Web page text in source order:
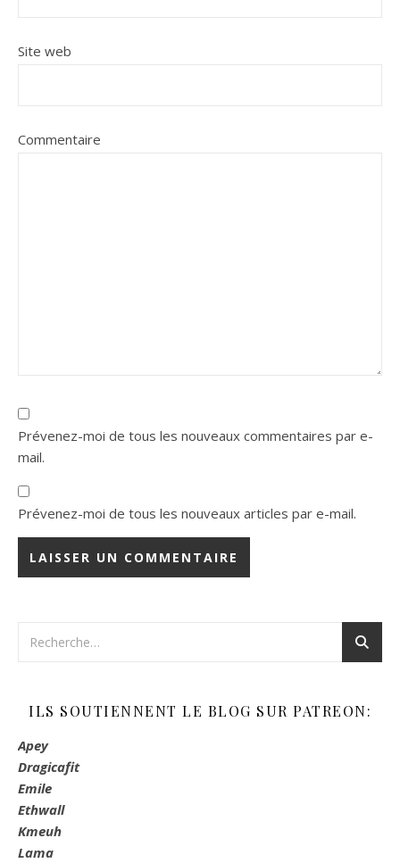
Site web
Commentaire
Prévenez-moi de tous les nouveaux commentaires par e-
mail.
Prévenez-moi de tous les nouveaux articles par e-mail.
ILS SOUTIENNENT LE BLOG SUR PATREON:
Apey
Dragicafit
Emile
Ethwall
Kmeuh
Lama